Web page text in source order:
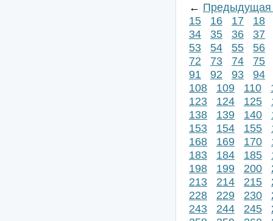
← Предыдущая
15
16 17
18
34
35 36
37
53
54 55
56
72
73 74
75
91
92 93
94
108
109 110
123
124 125
138
139 140
153
154 155
168
169 170
183
184 185
198
199 200
213
214 215
228
229 230
243
244 245